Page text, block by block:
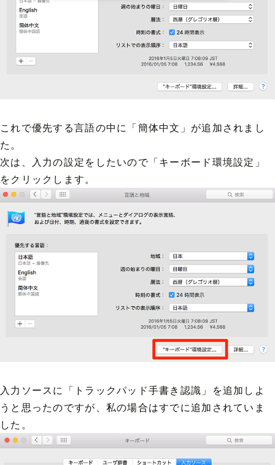
これで優先する言語の中に「簡体中文」が追加されまし
た。
次は、入力の設定をしたいので「キーボード環境設定」
をクリックします。
入力ソースに「トラックパッド手書き認識」を追加しよ
うと思ったのですが、私の場合はすでに追加されていま
した。